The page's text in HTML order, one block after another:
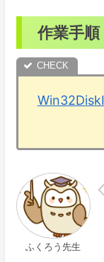
作業手順
ふくろう先生